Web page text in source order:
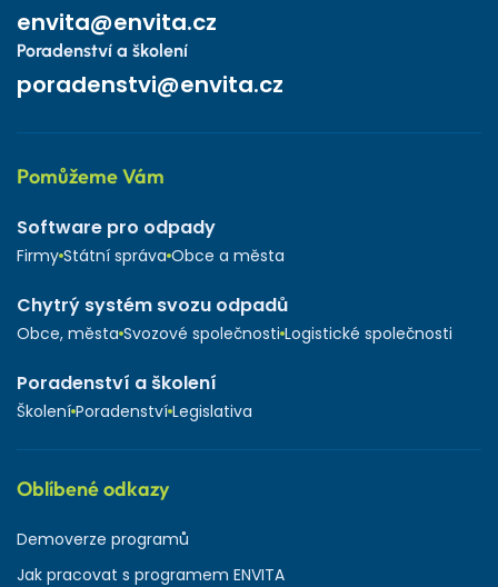
envita@envita.cz
Poradenství a školení
poradenstvi@envita.cz
Pomůžeme Vám
Software pro odpady
Firmy Státní správa Obce a města
Chytrý systém svozu odpadů
Obce, města Svozové společnosti Logistické společnosti
Poradenství a školení
Školení Poradenství Legislativa
Oblíbené odkazy
Demoverze programů
Jak pracovat s programem ENVITA